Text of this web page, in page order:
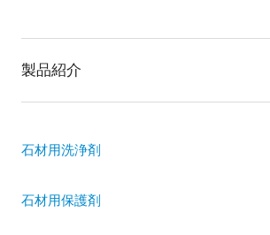
製品紹介
石材用洗浄剤
石材用保護剤